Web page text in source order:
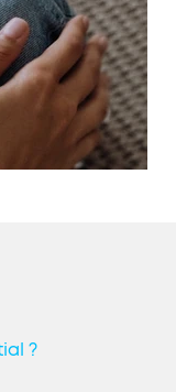
?